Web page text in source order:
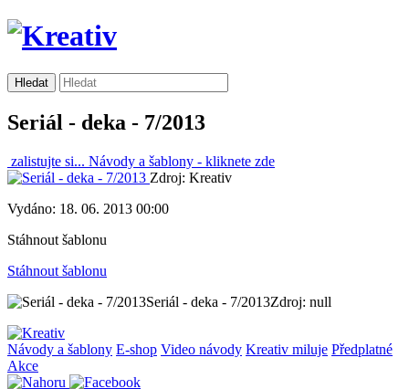
Seriál - deka - 7/2013
zalistujte si... Návody a šablony - kliknete zde
Zdroj: Kreativ
Vydáno: 18. 06. 2013 00:00
Stáhnout šablonu
Stáhnout šablonu
Seriál - deka - 7/2013Zdroj: null
Návody a šablony E-shop Video návody Kreativ miluje Předplatné
Akce